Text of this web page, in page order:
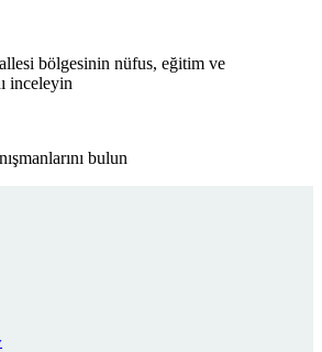
bölgesinin nüfus, eğitim ve
inceleyin
bulun